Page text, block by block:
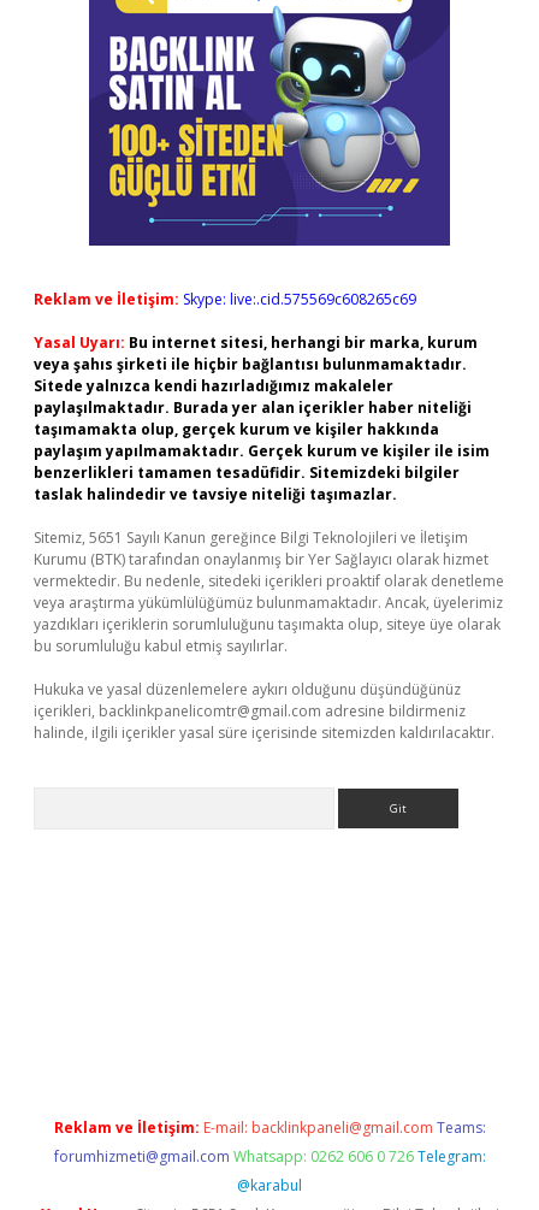
Reklam ve İletişim: Skype: live:.cid.575569c608265c69
Yasal Uyarı: Bu internet sitesi, herhangi bir marka, kurum
veya şahıs şirketi ile hiçbir bağlantısı bulunmamaktadır.
Sitede yalnızca kendi hazırladığımız makaleler
paylaşılmaktadır. Burada yer alan içerikler haber niteliği
taşımamakta olup, gerçek kurum ve kişiler hakkında
paylaşım yapılmamaktadır. Gerçek kurum ve kişiler ile isim
benzerlikleri tamamen tesadüfidir. Sitemizdeki bilgiler
taslak halindedir ve tavsiye niteliği taşımazlar.
Sitemiz, 5651 Sayılı Kanun gereğince Bilgi Teknolojileri ve İletişim
Kurumu (BTK) tarafından onaylanmış bir Yer Sağlayıcı olarak hizmet
vermektedir. Bu nedenle, sitedeki içerikleri proaktif olarak denetleme
veya araştırma yükümlülüğümüz bulunmamaktadır. Ancak, üyelerimiz
yazdıkları içeriklerin sorumluluğunu taşımakta olup, siteye üye olarak
bu sorumluluğu kabul etmiş sayılırlar.
Hukuka ve yasal düzenlemelere aykırı olduğunu düşündüğünüz
içerikleri, backlinkpanelicomtr@gmail.com adresine bildirmeniz
halinde, ilgili içerikler yasal süre içerisinde sitemizden kaldırılacaktır.
Reklam ve İletişim: E-mail: backlinkpaneli@gmail.com Teams:
forumhizmeti@gmail.com Whatsapp: 0262 606 0 726 Telegram:
@karabul